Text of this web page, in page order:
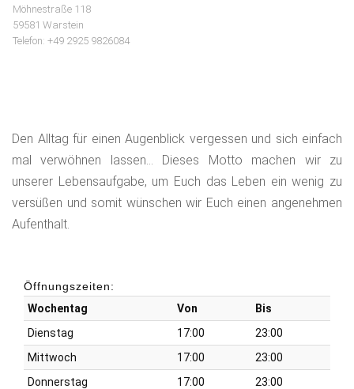
Möhnestraße 118
59581 Warstein
Telefon: +49 2925 9826084
Den Alltag für einen Augenblick vergessen und sich einfach
mal verwöhnen lassen... Dieses Motto machen wir zu
unserer Lebensaufgabe, um Euch das Leben ein wenig zu
versüßen und somit wünschen wir Euch einen angenehmen
Aufenthalt.
Öffnungszeiten:
Wochentag
Von
Bis
Dienstag
17:00
23:00
Mittwoch
17:00
23:00
Donnerstag
17:00
23:00